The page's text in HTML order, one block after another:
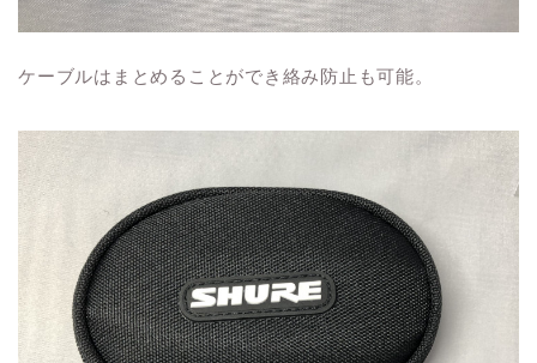
ケーブルはまとめることができ絡み防止も可能。